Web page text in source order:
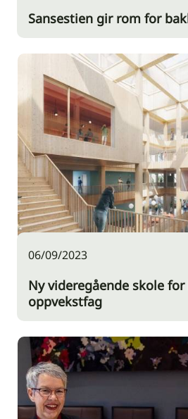
Sansestien gir rom for
06/09/2023
Ny videregående skole
oppvekstfag